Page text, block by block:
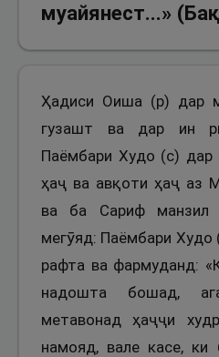
муайянест...»
Ҳадиси Оиша (р) дар
гузашт ва дар ин
Паёмбари Худо (с) дар
ҳаҷ ва авқоти ҳаҷ аз
ва ба Сариф манзил
мегӯяд: Паёмбари Худо
рафта ва фармуданд:
надошта бошад,
метавонад ҳаҷҷи
намояд, вале касе,